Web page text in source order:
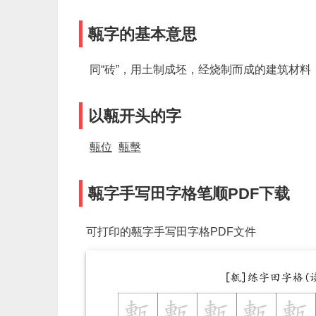
甎字的基本意思
同“砖”，用土制成坯，经烧制而成的建筑材料
以甎开头的字
甎位 甎墼
甎字手写田字格笔顺PDF下载
可打印的甎字手写田字格PDF文件